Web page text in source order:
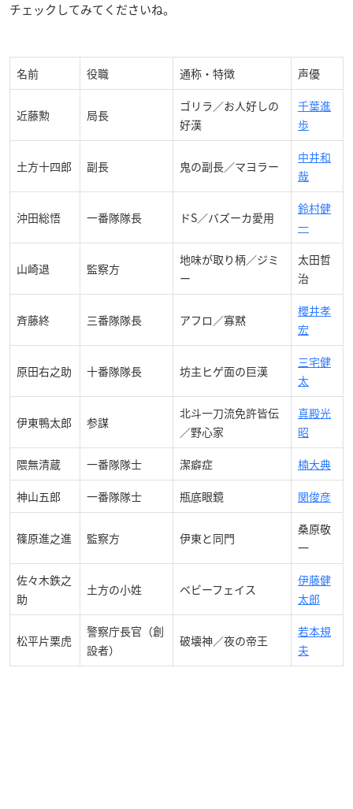
チェックしてみてくださいね。
名前 役職 通称・特徴 声優
近藤勲 局長
ゴリラ／お人好しの
好漢
千葉進
歩
土方十四郎 副長 鬼の副長／マヨラー
中井和
哉
沖田総悟 一番隊隊長 ドS／バズーカ愛用
鈴村健
一
山崎退 監察方
地味が取り柄／ジミ
ー
太田哲
治
斉藤終 三番隊隊長 アフロ／寡黙
櫻井孝
宏
原田右之助 十番隊隊長 坊主ヒゲ面の巨漢
三宅健
太
伊東鴨太郎 参謀
北斗一刀流免許皆伝
／野心家
真殿光
昭
隈無清蔵 一番隊隊士 潔癖症 楠大典
神山五郎 一番隊隊士 瓶底眼鏡 関俊彦
篠原進之進 監察方 伊東と同門
桑原敬
一
佐々木鉄之
助
土方の小姓 ベビーフェイス
伊藤健
太郎
松平片栗虎
警察庁長官（創
設者）
破壊神／夜の帝王
若本規
夫